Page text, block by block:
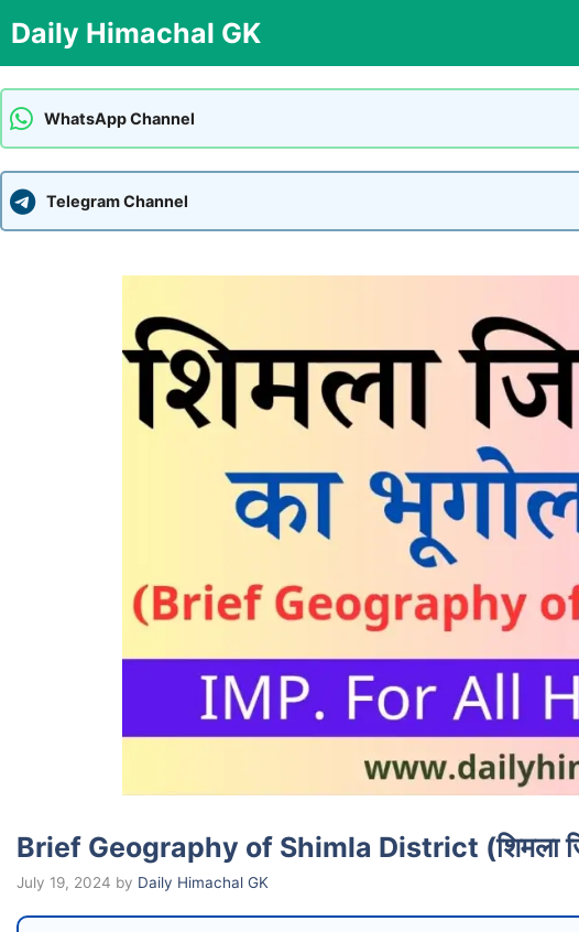
to
content
Daily Himachal GK
WhatsApp Channel
Telegram Channel
Brief Geography of Shimla District (शिमला
July 19, 2024 by Daily Himachal GK